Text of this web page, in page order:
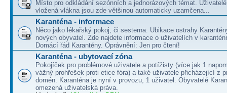
Místo pro odkládání sezónních a jednorázových témat.
vložená vlákna jsou zde většinou automaticky uzamčena...
Karanténa - informace
Něco jako lékařský pokoj, či sesterna. Ubikace ostrahy
nových obyvatel. Zde najdete informace o uživatelích v
Domácí řád Karantény. Oprávnění: Jen pro čtení!
Karanténa - ubytovací zóna
Pokojíček pro problémové uživatele a potížisty (více jak 1
vážný prohřešek proti etice fóra) a také uživatele přicházející z
domén. Karanténa je nyní v provozu, 1 uživatel. Obyvatelé
omezená uživatelská práva.